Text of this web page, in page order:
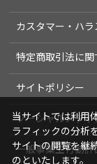
カスタマー・ハ
特定商取引法に関
サイトポリシー
ソーシャルメデ
一般事業主行動計
当サイトでは利用
ラフィックの分析
サイトの閲覧を継
のといたします。